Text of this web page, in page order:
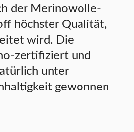
der Merinowolle-
höchster Qualität,
wird. Die
zertifiziert und
unter
gewonnen